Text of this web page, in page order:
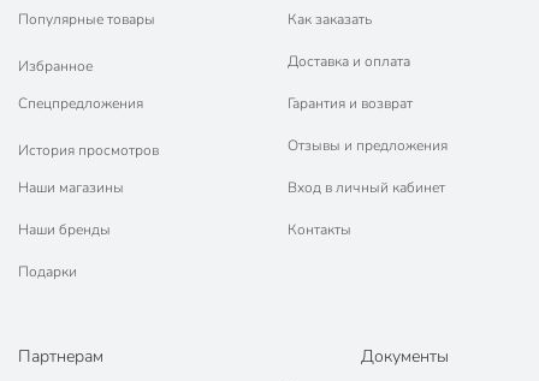
Крышка в комплекте
Съемная ручка
ручки
Набор
поштучно
Форма
круглый
С подставкой
Популярные товары
Избранное
Спецпредложения
История просмотров
Наши магазины
Наши бренды
Подарки
Как заказать
Доставка и оплата
Гарантия и возврат
Отзывы и предложения
Вход в личный кабинет
Контакты
Партнерам Документы